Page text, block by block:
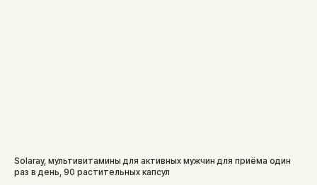
Solaray, мультивитамины для активных мужчин для приёма один
раз в день, 90 растительных капсул